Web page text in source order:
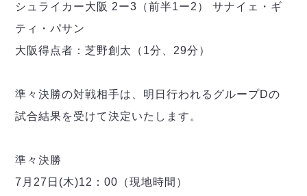
試合日程・結果
大会概要
アリーナ情報
過去の記録
ヴィンセドール白山
アグレミーナ浜松
デウソン神戸
担当審判員
選手の通算記録（Ｆ１）
バルドラール浦安
フウガドールすみだ
ペスカドーラ町田
湘南ベルマーレ
シュライカー大阪 2ー3（前半1ー2） サナイェ・ギ
ティ・パサン
大阪得点者：芝野創太（1分、29分）
準々決勝の対戦相手は、明日行われるグループDの
試合結果を受けて決定いたします。
準々決勝
7月27日(木)12：00（現地時間）